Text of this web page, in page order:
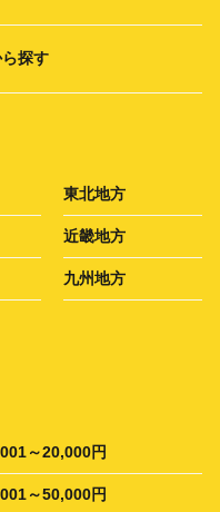
探す
東北地方
近畿地方
九州地方
～20,000円
～50,000円